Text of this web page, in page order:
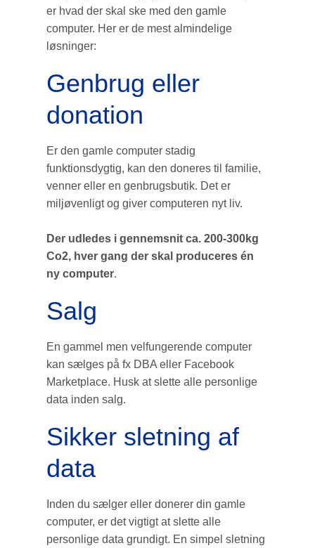
er hvad der skal ske med den gamle
computer. Her er de mest almindelige
løsninger:
Genbrug eller
donation
Er den gamle computer stadig
funktionsdygtig, kan den doneres til familie,
venner eller en genbrugsbutik. Det er
miljøvenligt og giver computeren nyt liv.
Der udledes i gennemsnit ca. 200-300kg
Co2, hver gang der skal produceres én
ny computer.
Salg
En gammel men velfungerende computer
kan sælges på fx DBA eller Facebook
Marketplace. Husk at slette alle personlige
data inden salg.
Sikker sletning af
data
Inden du sælger eller donerer din gamle
computer, er det vigtigt at slette alle
personlige data grundigt. En simpel sletning